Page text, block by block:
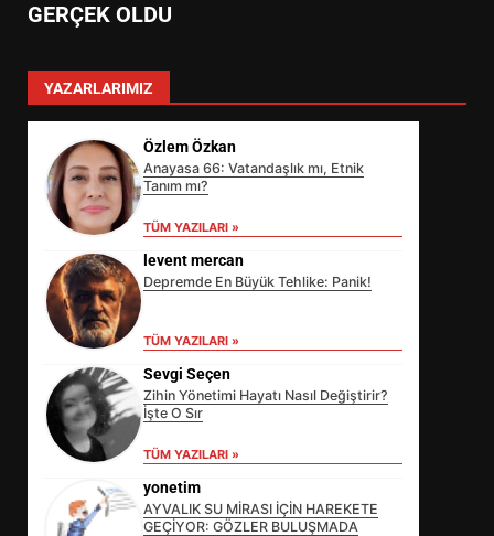
GERÇEK OLDU
YAZARLARIMIZ
Özlem Özkan
Anayasa 66: Vatandaşlık mı, Etnik
Tanım mı?
TÜM YAZILARI »
levent mercan
Depremde En Büyük Tehlike: Panik!
TÜM YAZILARI »
Sevgi Seçen
Zihin Yönetimi Hayatı Nasıl Değiştirir?
İşte O Sır
TÜM YAZILARI »
yonetim
AYVALIK SU MİRASI İÇİN HAREKETE
GEÇİYOR: GÖZLER BULUŞMADA
SÜRDÜRÜLEBİLİRLİKTE NE
DEĞİŞECEK?